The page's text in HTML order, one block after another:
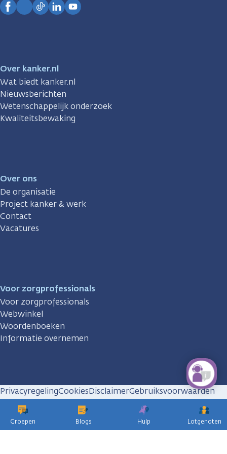
Groepen Blogs Hulp Lotgenoten
Over kanker.nl
Wat biedt kanker.nl
Nieuwsberichten
Wetenschappelijk onderzoek
Kwaliteitsbewaking
Over ons
De organisatie
Project kanker & werk
Contact
Vacatures
Voor zorgprofessionals
Voor zorgprofessionals
Webwinkel
Woordenboeken
Informatie overnemen
PrivacyregelingCookiesDisclaimerGebruiksvoorwaarden
Huisregels